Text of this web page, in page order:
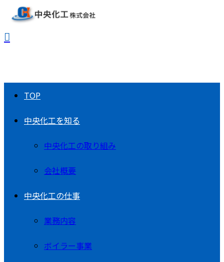
TOP
中央化工を知る
中央化工の取り組み
会社概要
中央化工の仕事
業務内容
ボイラー事業